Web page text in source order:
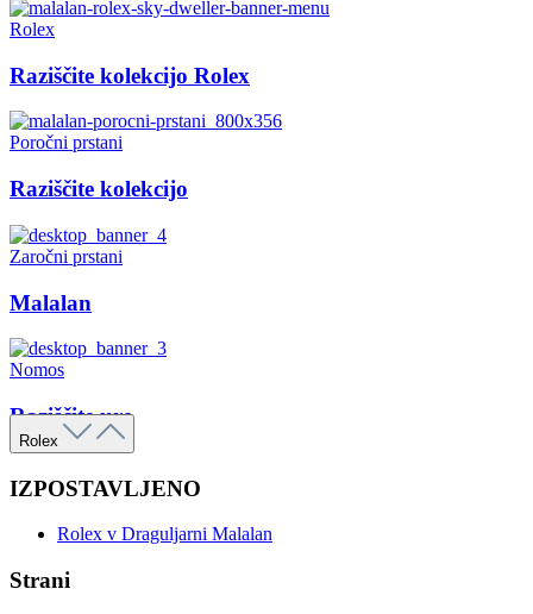
Rolex
Raziščite kolekcijo Rolex
Poročni prstani
Raziščite kolekcijo
Zaročni prstani
Malalan
Nomos
Raziščite ure
Rolex
IZPOSTAVLJENO
Rolex v Draguljarni Malalan
Strani